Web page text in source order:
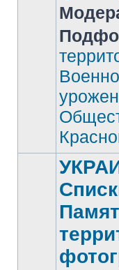
Нет
сообщений